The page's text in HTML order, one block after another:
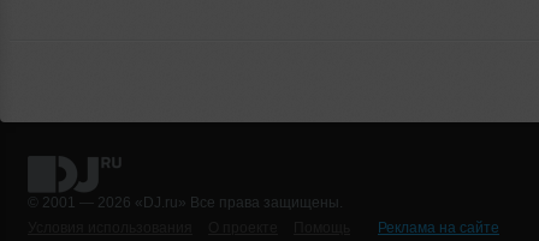
© 2001 — 2026 «DJ.ru» Все права защищены.
Реклама на сайте